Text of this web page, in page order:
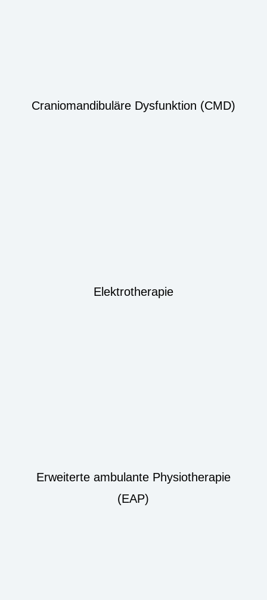
Craniomandibuläre Dysfunktion (CMD)
Elektrotherapie
Erweiterte ambulante Physiotherapie
(EAP)